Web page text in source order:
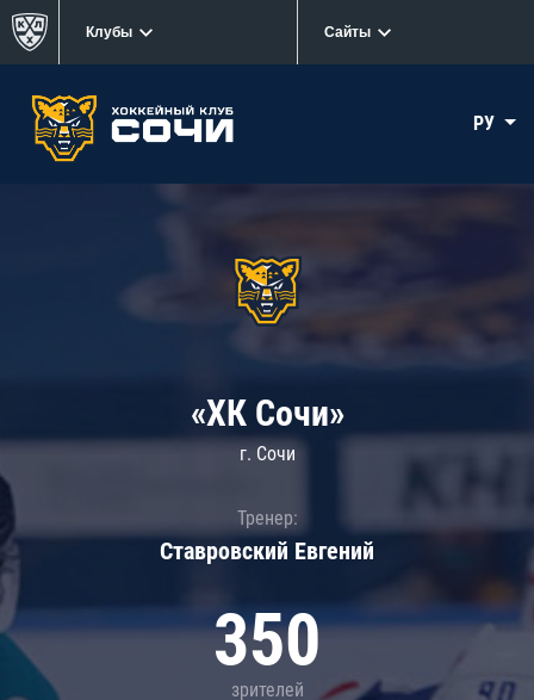
Клубы Сайты
РУ
«ХК Сочи»
г. Сочи
Тренер:
Ставровский Евгений
350
зрителей